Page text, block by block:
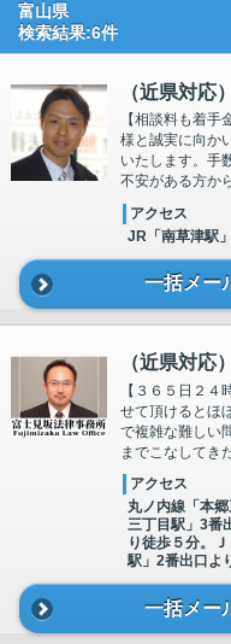
富山県
検索結果:6件
（近県対応
【相談料も着
様と誠実に向か
いたします。手
不安がある方か
アクセス
JR「南草津駅
一括メー
（近県対応
【３６５日２
せて頂けるとほ
で複雑な難しい
までこなしてき
アクセス
丸ノ内線「本
三丁目駅」3番
り徒歩５分。
駅」2番出口よ
一括メー